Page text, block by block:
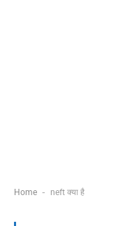
Home - neft क्या है